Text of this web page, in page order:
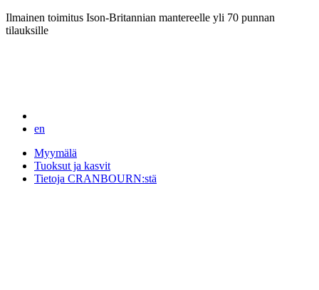
Ilmainen toimitus Ison-Britannian mantereelle yli 70 punnan
tilauksille
en
Myymälä
Tuoksut ja kasvit
Tietoja CRANBOURN:stä